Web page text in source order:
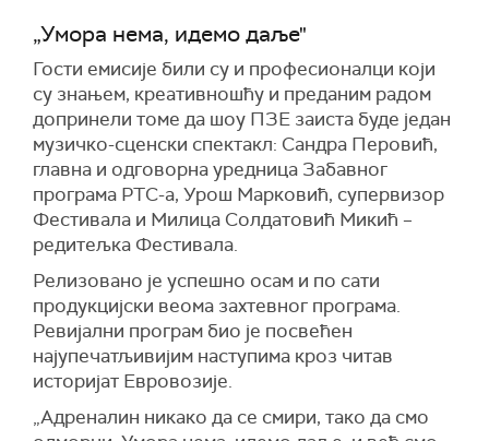
„Умора нема, идемо даље"
Гости емисије били су и професионалци који
су знањем, креативношћу и преданим радом
допринели томе да шоу ПЗЕ заиста буде један
музичко-сценски спектакл: Сандра Перовић,
главна и одговорна уредница Забавног
програма РТС-а, Урош Марковић, супервизор
Фестивала и Милица Солдатовић Микић –
редитељка Фестивала.
Релизовано је успешно осам и по сати
продукцијски веома захтевног програма.
Ревијални програм био је посвећен
најупечатљивијим наступима кроз читав
историјат Евровозије.
„Адреналин никако да се смири, тако да смо